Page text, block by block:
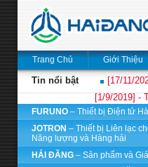
Trang Chủ Giới Thiệu
Tin nổi bật
[17/11/
[1/9/2019] -
FURUNO – Thiết bị Điện tử
JOTRON – Thiết bị Liên lạc
Năng lượng và Hàng hải
HẢI ĐĂNG – Sản phẩm và